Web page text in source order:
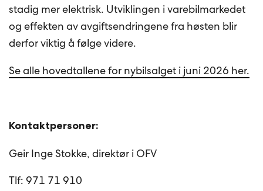
stadig mer elektrisk. Utviklingen i varebilmarkedet
og effekten av avgiftsendringene fra høsten blir
derfor viktig å følge videre.
Se alle hovedtallene for nybilsalget i juni 2026 her.
Kontaktpersoner:
Geir Inge Stokke, direktør i OFV
Tlf: 971 71 910